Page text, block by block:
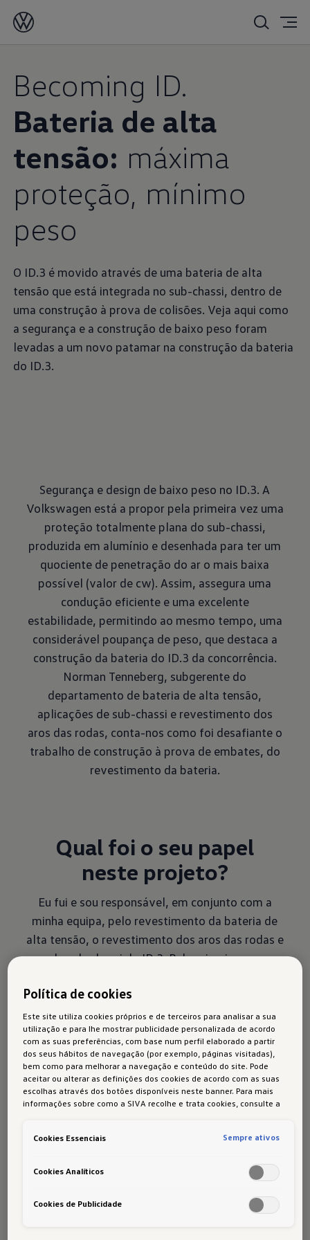
Becoming ID.
Bateria de alta
tensão: máxima
proteção, mínimo
peso
O ID.3 é movido através de uma bateria de alta
tensão que está integrada no sub-chassi, dentro de
uma construção à prova de colisões. Veja aqui como
a segurança e a construção de baixo peso foram
levadas a um novo patamar na construção da bateria
do ID.3.
Segurança e design de baixo peso no ID.3. A
Volkswagen está a propor pela primeira vez uma
proteção totalmente plana do sub-chassi,
produzida em alumínio e desenhada para ter um
quociente de penetração do ar o mais baixa
possível (valor de cw). Assim, assegura uma
condução eficiente e uma excelente
estabilidade, permitindo ao mesmo tempo, uma
considerável poupança de peso, que destaca a
construção da bateria do ID.3 da concorrência.
Norman Tenneberg, subgerente do
departamento de bateria de alta tensão,
aplicações de sub-chassi e revestimento dos
aros das rodas, conta-nos como foi desafiante o
trabalho de construção à prova de embates, do
revestimento da bateria.
Qual foi o seu papel
neste projeto?
Eu fui e sou responsável, em conjunto com a
minha equipa, pelo revestimento da bateria de
alta tensão, o revestimento dos aros das rodas e
do sub-chassi do ID.3. Pela primeira vez
chassi e, assim, alcançámos um excelente
quociente de penetração no ar (valor de cw). Em
termos gerais, a nossa equipa trabalhou na
coordenação de três equipas de montagem de
forma a atingir ótimos resultados em termos de
autonomia, espaço e dinamismo. Qual é a forma
ideal de integrar a bateria no fundo do
revestimento da bateria, particularmente, no
caso de um acidente? Para este efeito,
desenvolvemos uma proteção sólida, em
alumínio, contra colisões, para o sub-chassi. Esta
Política de cookies
Este site utiliza cookies próprios e de terceiros para analisar a sua
utilização e para lhe mostrar publicidade personalizada de acordo
com as suas preferências, com base num perfil elaborado a partir
dos seus hábitos de navegação (por exemplo, páginas visitadas),
bem como para melhorar a navegação e conteúdo do site. Pode
aceitar ou alterar as definições dos cookies de acordo com as suas
escolhas através dos botões disponíveis neste banner. Para mais
informações sobre como a SIVA recolhe e trata cookies, consulte a
Cookies Essenciais Sempre ativos
Cookies Analíticos
Cookies de Publicidade